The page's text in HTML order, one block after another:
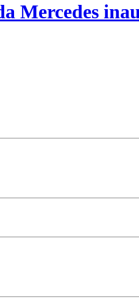
Mercedes